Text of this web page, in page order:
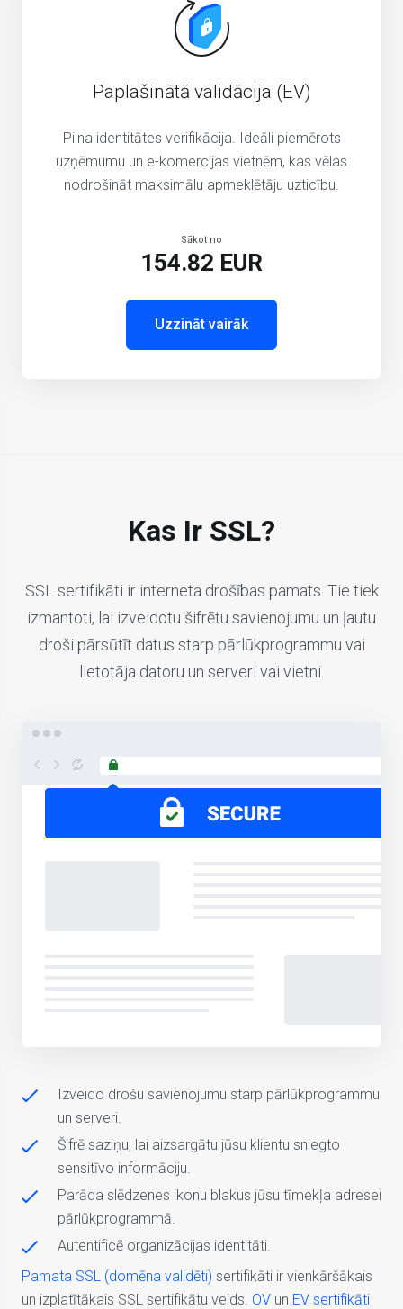
Paplašinātā validācija (EV)
Pilna identitātes verifikācija. Ideāli piemērots
uzņēmumu un e-komercijas vietnēm, kas vēlas
nodrošināt maksimālu apmeklētāju uzticību.
Sākot no
154.82 EUR
Uzzināt vairāk
Kas Ir SSL?
SSL sertifikāti ir interneta drošības pamats. Tie tiek
izmantoti, lai izveidotu šifrētu savienojumu un ļautu
droši pārsūtīt datus starp pārlūkprogrammu vai
lietotāja datoru un serveri vai vietni.
Izveido drošu savienojumu starp pārlūkprogrammu
un serveri.
Šifrē saziņu, lai aizsargātu jūsu klientu sniegto
sensitīvo informāciju.
Parāda slēdzenes ikonu blakus jūsu tīmekļa adresei
pārlūkprogrammā.
Autentificē organizācijas identitāti.
Pamata SSL (domēna validēti) sertifikāti ir vienkāršākais
un izplatītākais SSL sertifikātu veids. OV un EV sertifikāti